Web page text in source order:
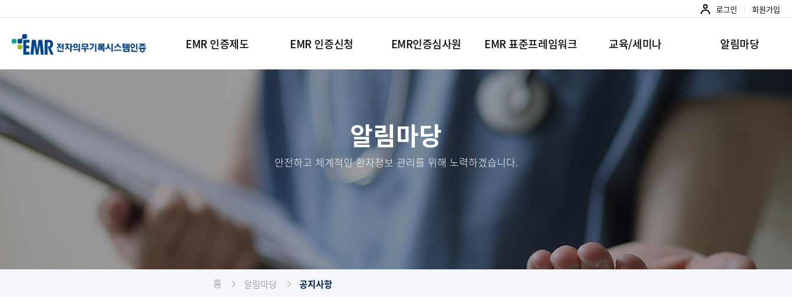
EMR 인증제도 EMR 인증신청 EMR인증심사원 EMR 표준프레임워크 교육/세미나 알림마당
로그인 회원가입
본
시
작
알림마당
안전하고 체계적인 환자정보 관리를 위해 노력하겠습니다.
홈 알림마당 공지사항